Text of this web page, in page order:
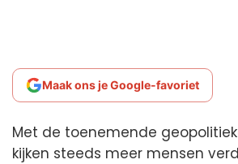
Maak ons je Google-favoriet
Met de toenemende
kijken steeds meer mensen